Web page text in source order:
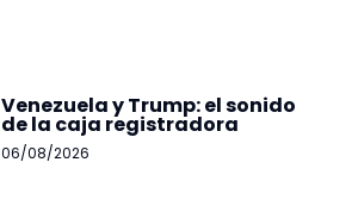
Venezuela y Trump: el sonido
de la caja registradora
06/08/2026